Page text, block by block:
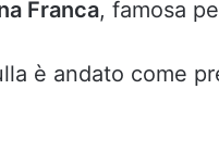
Franca, famosa
è andato come